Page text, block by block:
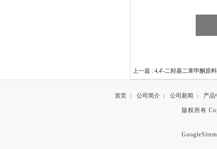
上一篇 : 4,4'-二羟基二苯甲酮原
首页 | 公司简介 | 公司新闻 | 产品
版权所有